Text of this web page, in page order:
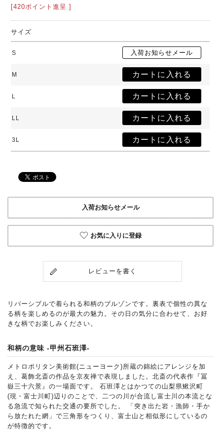
[420ポイント進呈 ]
サイズ
S
M
L
LL
3L
入荷お知らせメール
お気に入りに登録
レビューを書く
リバーシブルで着られる和柄のブルゾンです。裏表で個性の異な
る柄を楽しめるのが最大の魅力。その日の気分に合わせて、お好
きな柄でお楽しみください。
和柄の意味 -甲州石班澤-
メトロポリタン美術館(ニューヨーク)所蔵の錦絵にアレンジを加
え、葛飾北斎の作品を京友禅で表現しました。北斎の代表作『冨
嶽三十六景』の一場面です。 石班澤とはかつての山梨県鰍沢町
(現・富士川町)辺りのことで、二つの川が合流し富士川の本流とな
る急流で知られた交通の要所でした。 「突き出た岩・漁師・手か
ら放たれた網」で三角形をつくり、富士山と相似形にしているの
が特徴的です。